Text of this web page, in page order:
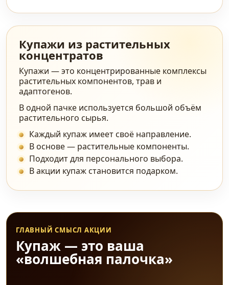
Купажи из растительных
концентратов
Купажи — это концентрированные комплексы
растительных компонентов, трав и
адаптогенов.
В одной пачке используется большой объём
растительного сырья.
Каждый купаж имеет своё направление.
В основе — растительные компоненты.
Подходит для персонального выбора.
В акции купаж становится подарком.
ГЛАВНЫЙ СМЫСЛ АКЦИИ
Купаж — это ваша
«волшебная палочка»